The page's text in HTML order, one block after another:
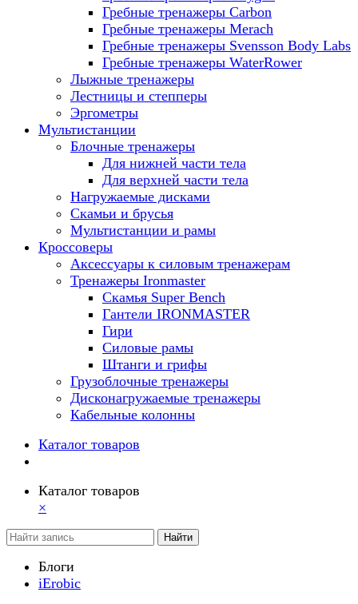
Гребные тренажеры Carbon
Гребные тренажеры Merach
Гребные тренажеры Svensson Body Labs
Гребные тренажеры WaterRower
Лыжные тренажеры
Лестницы и степперы
Эргометры
Мультистанции
Блочные тренажеры
Для нижней части тела
Для верхней части тела
Нагружаемые дисками
Скамьи и брусья
Мультистанции и рамы
Кроссоверы
Аксессуары к силовым тренажерам
Тренажеры Ironmaster
Скамья Super Bench
Гантели IRONMASTER
Гири
Силовые рамы
Штанги и грифы
Грузоблочные тренажеры
Дисконагружаемые тренажеры
Кабельные колонны
Каталог товаров
Каталог товаров
×
Найти
Блоги
iErobic